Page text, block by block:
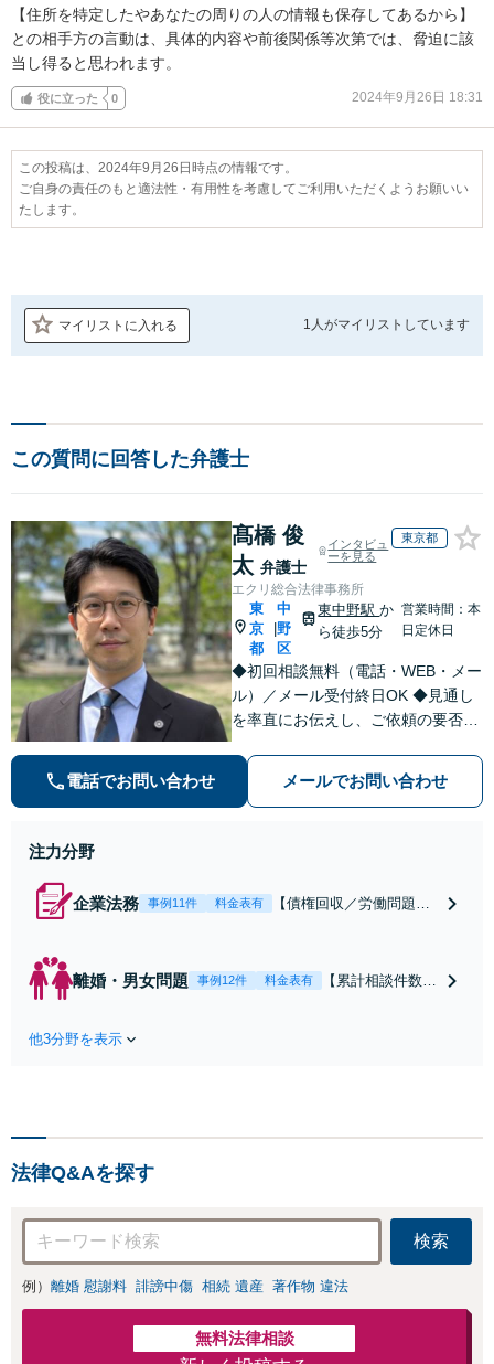
【住所を特定したやあなたの周りの人の情報も保存してあるから】
との相手方の言動は、具体的内容や前後関係等次第では、脅迫に該
当し得ると思われます。
役に立った 0 2024年9月26日 18:31
この投稿は、2024年9月26日時点の情報です。
ご自身の責任のもと適法性・有用性を考慮してご利用いただくようお願いい
たします。
マイリストに入れる 1人がマイリストしています
この質問に回答した弁護士
髙橋 俊
太 弁護士
インタビュ
ーを見る
東京都
エクリ総合法律事務所
東
京
都
中
野
区
東中野駅か
ら徒歩5分
営業時間：本
日定休日
◆初回相談無料（電話・WEB・メー
ル）／メール受付終日OK ◆見通し
を率直にお伝えし、ご依頼の要否も
解決まで弁護士本人が一貫してスピ
ーディーに対応いたします。 ◆累計
電話でお問い合わせ メールでお問い合わせ
注力分野
企業法務 事例11件 料金表有
【債権回収／労働問題／
のトラブル・会社内のト
ラブルなど、事後の解決
離婚・男女問題 事例12件 料金表有
【累計相談件数20
様の話を丁寧にう
を正確に読み取り
ます。【東京都在
住以外の方も対
応】
他3分野を表示
法律Q&Aを探す
検索
例） 離婚 慰謝料 誹謗中傷 相続 遺産 著作物 違法
無料法律相談